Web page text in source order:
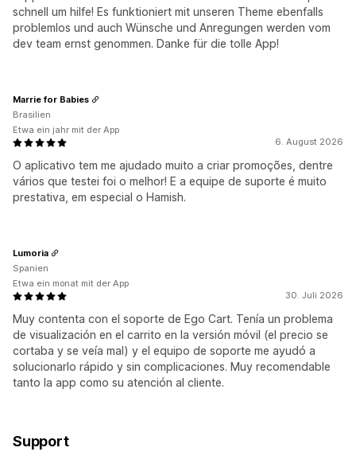
schnell um hilfe! Es funktioniert mit unseren Theme ebenfalls
problemlos und auch Wünsche und Anregungen werden vom
dev team ernst genommen. Danke für die tolle App!
6. August 2026
O aplicativo tem me ajudado muito a criar promoções, dentre
vários que testei foi o melhor! E a equipe de suporte é muito
prestativa, em especial o Hamish.
Marrie for Babies
Brasilien
Etwa ein jahr mit der App
30. Juli 2026
Muy contenta con el soporte de Ego Cart. Tenía un problema
de visualización en el carrito en la versión móvil (el precio se
cortaba y se veía mal) y el equipo de soporte me ayudó a
solucionarlo rápido y sin complicaciones. Muy recomendable
tanto la app como su atención al cliente.
Lumoria
Spanien
Etwa ein monat mit der App
Support